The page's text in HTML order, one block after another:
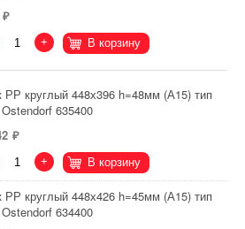
+ В корзину
круглый 448х396 h=48мм (А15) тип
635400
+ В корзину
круглый 448х426 h=45мм (А15) тип
634400